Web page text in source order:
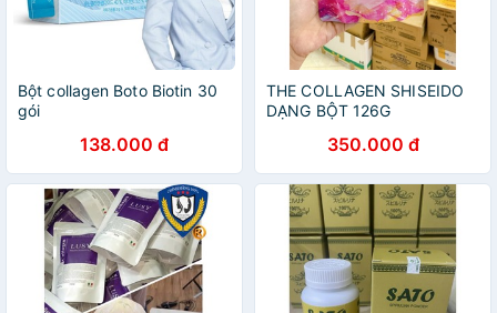
Bột collagen Boto Biotin 30
gói
138.000 đ
THE COLLAGEN SHISEIDO
DẠNG BỘT 126G
350.000 đ